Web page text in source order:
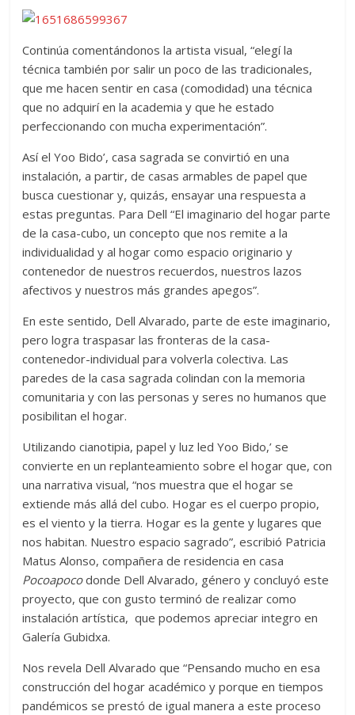
Continúa comentándonos la artista visual, “elegí la
técnica también por salir un poco de las tradicionales,
que me hacen sentir en casa (comodidad) una técnica
que no adquirí en la academia y que he estado
perfeccionando con mucha experimentación”.
Así el Yoo Bido’, casa sagrada se convirtió en una
instalación, a partir, de casas armables de papel que
busca cuestionar y, quizás, ensayar una respuesta a
estas preguntas. Para Dell “El imaginario del hogar parte
de la casa-cubo, un concepto que nos remite a la
individualidad y al hogar como espacio originario y
contenedor de nuestros recuerdos, nuestros lazos
afectivos y nuestros más grandes apegos”.
En este sentido, Dell Alvarado, parte de este imaginario,
pero logra traspasar las fronteras de la casa-
contenedor-individual para volverla colectiva. Las
paredes de la casa sagrada colindan con la memoria
comunitaria y con las personas y seres no humanos que
posibilitan el hogar.
Utilizando cianotipia, papel y luz led Yoo Bido,’ se
convierte en un replanteamiento sobre el hogar que, con
una narrativa visual, “nos muestra que el hogar se
extiende más allá del cubo. Hogar es el cuerpo propio,
es el viento y la tierra. Hogar es la gente y lugares que
nos habitan. Nuestro espacio sagrado”, escribió Patricia
Matus Alonso, compañera de residencia en casa
Pocoapocodonde Dell Alvarado, género y concluyó este
proyecto, que con gusto terminó de realizar como
instalación artística, que podemos apreciar integro en
Galería Gubidxa.
Nos revela Dell Alvarado que “Pensando mucho en esa
construcción del hogar académico y porque en tiempos
pandémicos se prestó de igual manera a este proceso